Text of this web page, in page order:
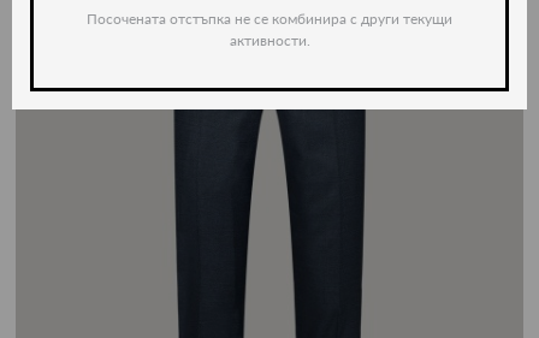
Посочената отстъпка не се комбинира с други текущи
активности.